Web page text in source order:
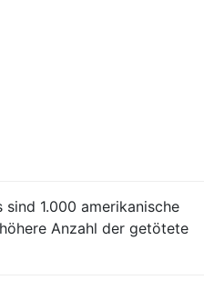
sind 1.000 amerikanische
Anzahl der getötete